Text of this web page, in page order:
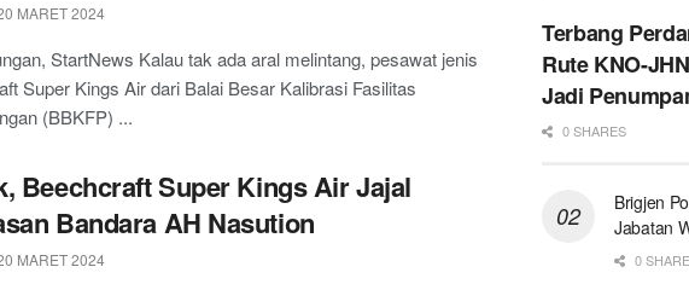
MARET 2024
StartNews Kalau tak ada aral melintang, pesawat jenis
Super Kings Air dari Balai Besar Kalibrasi Fasilitas
(BBKFP) ...
Beechcraft Super Kings Air Jajal
Bandara AH Nasution
MARET 2024
Terbang
Rute KNO-
Jadi
0 SHARES
Brigjen
Jabatan
0